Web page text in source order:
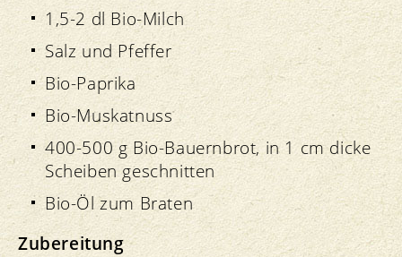
1,5-2 dl Bio-Milch
Salz und Pfeffer
Bio-Paprika
Bio-Muskatnuss
400-500 g Bio-Bauernbrot, in 1 cm dicke
Scheiben geschnitten
Bio-Öl zum Braten
Zubereitung